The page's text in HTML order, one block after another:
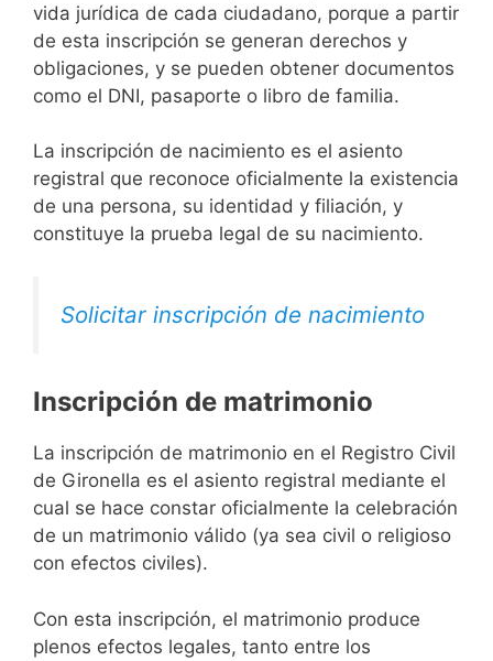
vida jurídica de cada ciudadano, porque a partir
de esta inscripción se generan derechos y
obligaciones, y se pueden obtener documentos
como el DNI, pasaporte o libro de familia.
La inscripción de nacimiento es el asiento
registral que reconoce oficialmente la existencia
de una persona, su identidad y filiación, y
constituye la prueba legal de su nacimiento.
Solicitar inscripción de nacimiento
Inscripción de matrimonio
La inscripción de matrimonio en el Registro Civil
de Gironella es el asiento registral mediante el
cual se hace constar oficialmente la celebración
de un matrimonio válido (ya sea civil o religioso
con efectos civiles).
Con esta inscripción, el matrimonio produce
plenos efectos legales, tanto entre los